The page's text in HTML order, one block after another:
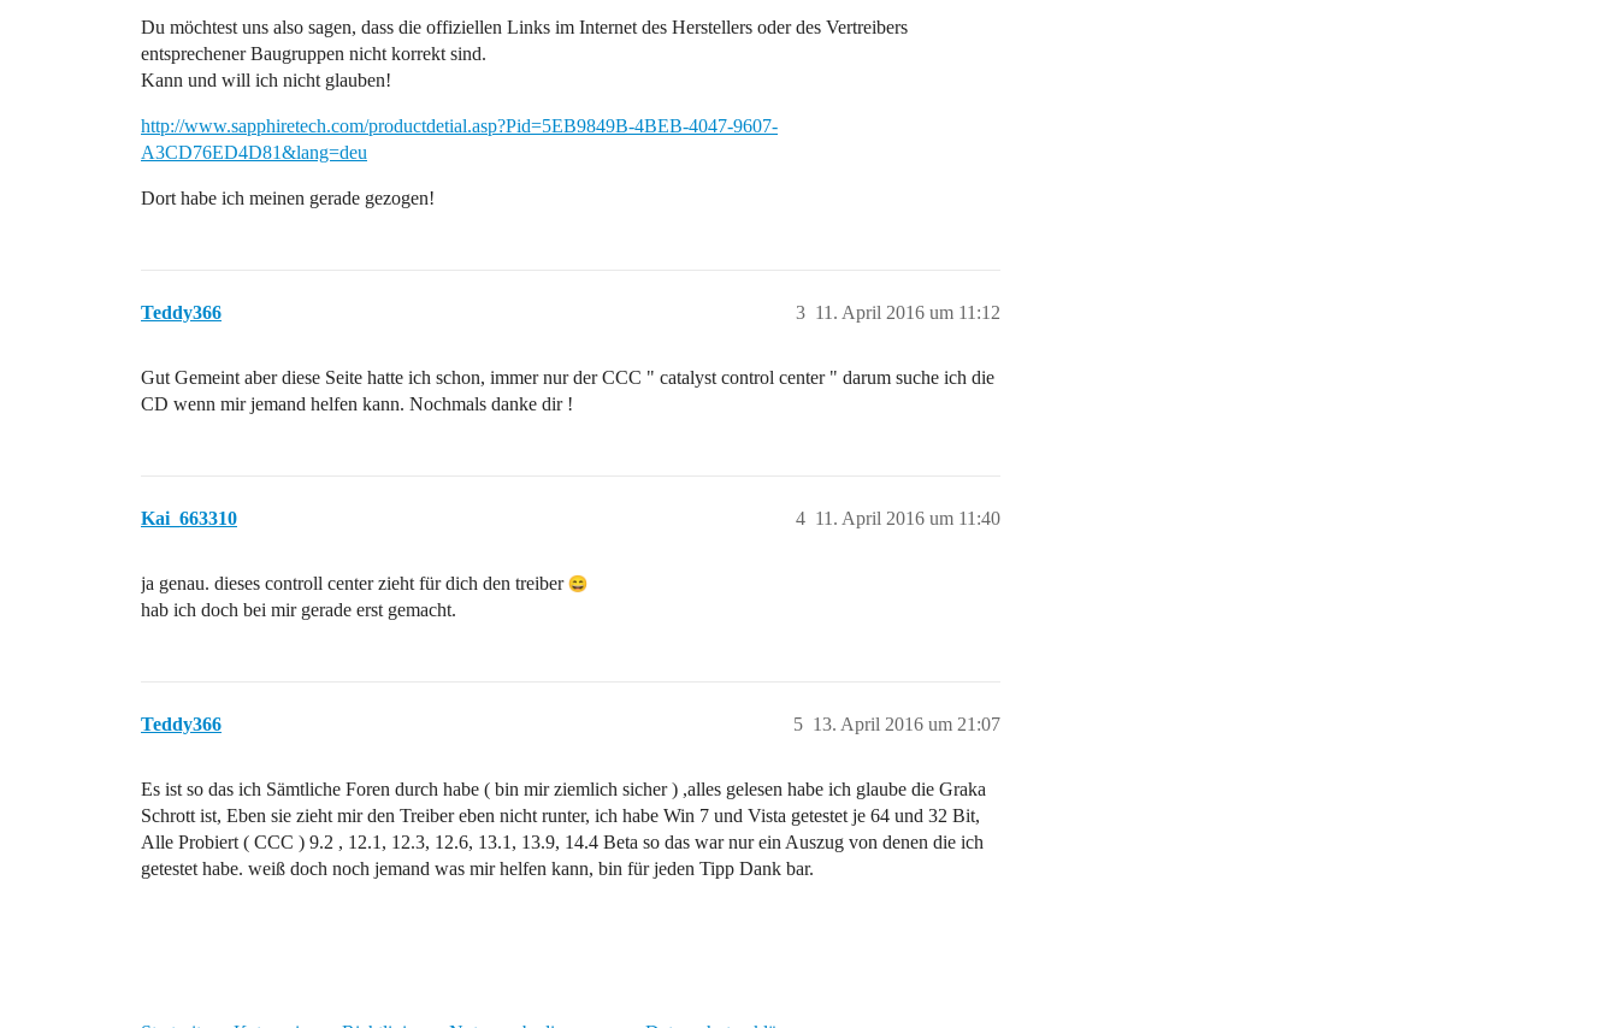
Du möchtest uns also sagen, dass die offiziellen Links im Internet des Herstellers oder des Vertreibers
entsprechener Baugruppen nicht korrekt sind.
Kann und will ich nicht glauben!
http://www.sapphiretech.com/productdetial.asp?Pid=5EB9849B-4BEB-4047-9607-
A3CD76ED4D81&lang=deu
Dort habe ich meinen gerade gezogen!
Teddy366 11. April 2016 um 11:12
3
Gut Gemeint aber diese Seite hatte ich schon, immer nur der CCC " catalyst control center " darum suche ich die
CD wenn mir jemand helfen kann. Nochmals danke dir !
Kai_663310 11. April 2016 um 11:40
4
ja genau. dieses controll center zieht für dich den treiber
hab ich doch bei mir gerade erst gemacht.
Teddy366 13. April 2016 um 21:07
5
Es ist so das ich Sämtliche Foren durch habe ( bin mir ziemlich sicher ) ,alles gelesen habe ich glaube die Graka
Schrott ist, Eben sie zieht mir den Treiber eben nicht runter, ich habe Win 7 und Vista getestet je 64 und 32 Bit,
Alle Probiert ( CCC ) 9.2 , 12.1, 12.3, 12.6, 13.1, 13.9, 14.4 Beta so das war nur ein Auszug von denen die ich
getestet habe. weiß doch noch jemand was mir helfen kann, bin für jeden Tipp Dank bar.